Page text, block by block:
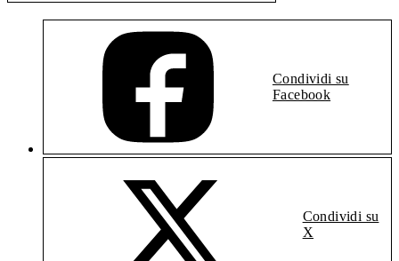
Condividi su
Facebook
Condividi su
X